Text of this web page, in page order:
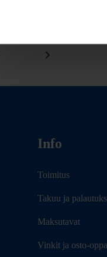
Info
Toimitus
Takuu ja
Maksutavat
Vinkit ja osto-